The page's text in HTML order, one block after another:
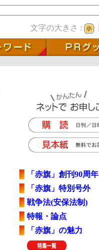
文字の大きさ :
「赤旗」創刊90周年
「赤旗」特別号外
戦争法(安保法制)
特報・論点
「赤旗」の魅力